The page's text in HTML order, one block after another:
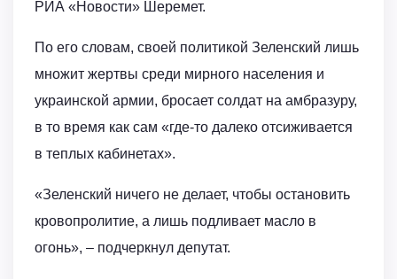
РИА «Новости» Шеремет.
По его словам, своей политикой Зеленский лишь
множит жертвы среди мирного населения и
украинской армии, бросает солдат на амбразуру,
в то время как сам «где-то далеко отсиживается
в теплых кабинетах».
«Зеленский ничего не делает, чтобы остановить
кровопролитие, а лишь подливает масло в
огонь», – подчеркнул депутат.